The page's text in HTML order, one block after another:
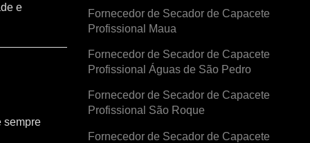
e
sempre
Fornecedor de Secador de Capacete
Profissional Maua
Fornecedor de Secador de Capacete
Profissional Águas de São Pedro
Fornecedor de Secador de Capacete
Profissional São Roque
Fornecedor de Secador de Capacete